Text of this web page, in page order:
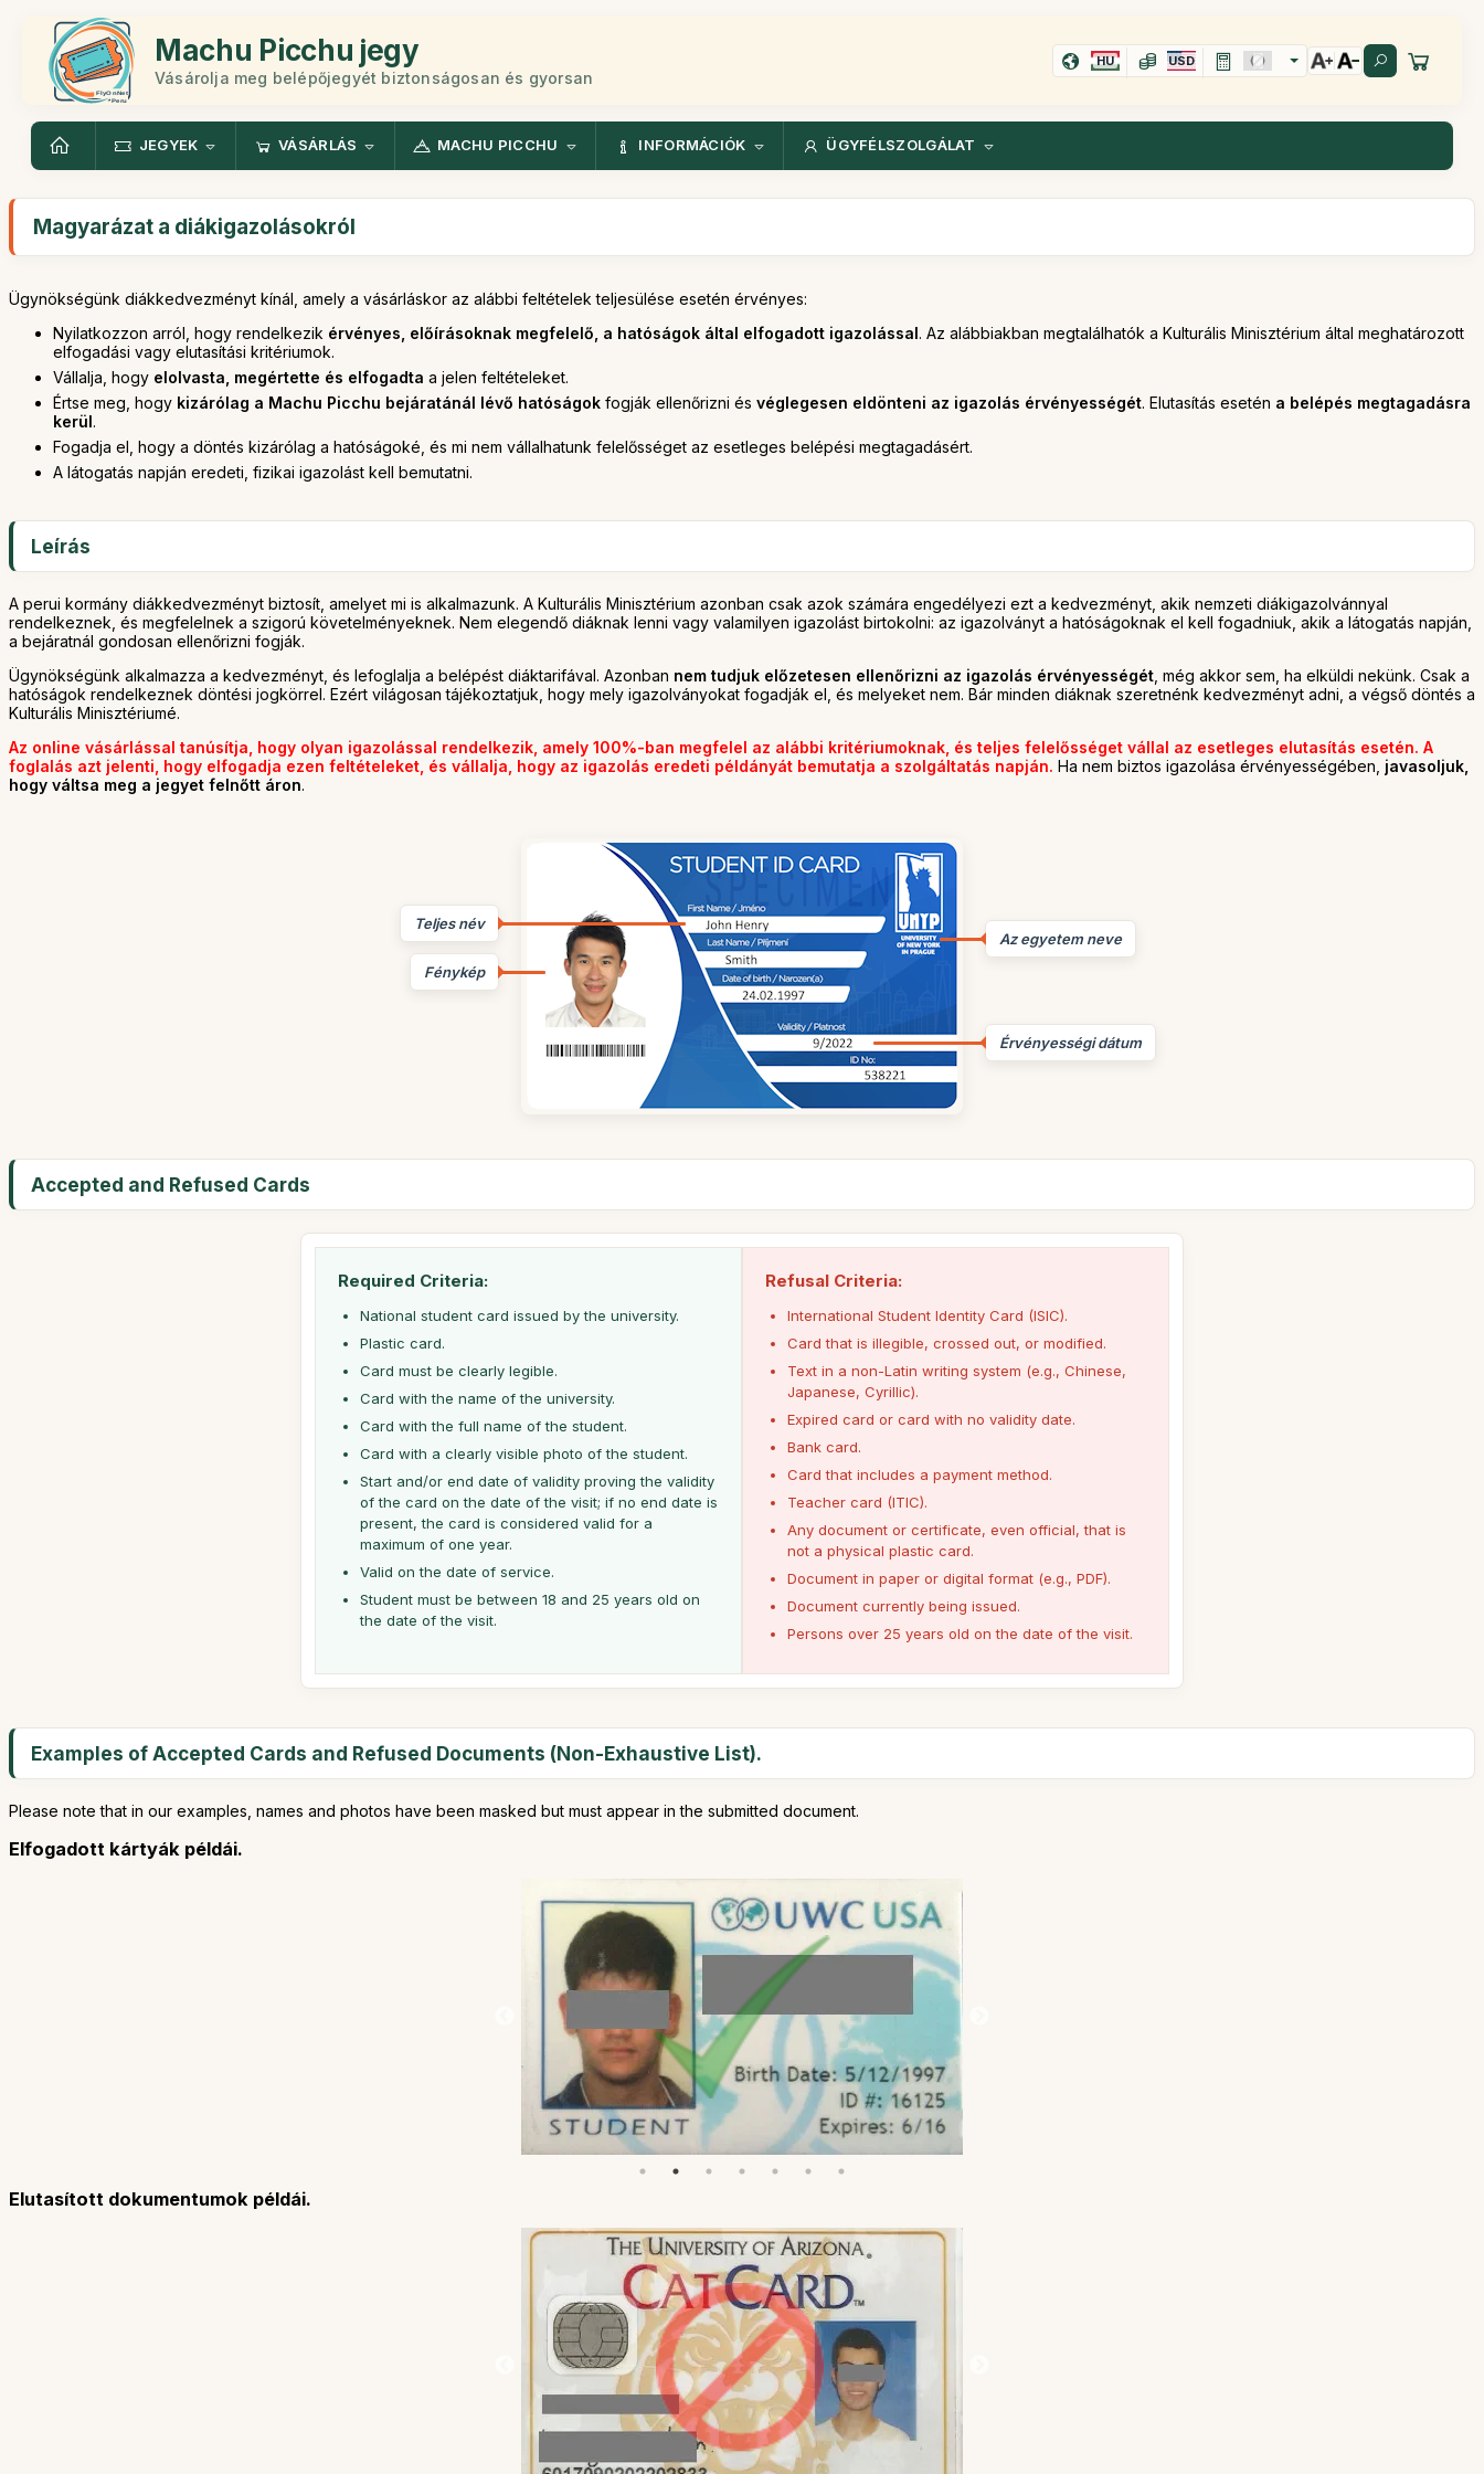
Machu Picchu jegy
Vásárolja meg belépőjegyét biztonságosan és gyorsan
HU USD
JEGYEK VÁSÁRLÁS MACHU PICCHU INFORMÁCIÓK ÜGYFÉLSZOLGÁLAT
Magyarázat a diákigazolásokról
Ügynökségünk diákkedvezményt kínál, amely a vásárláskor az alábbi feltételek teljesülése esetén érvényes:
Nyilatkozzon arról, hogy rendelkezik érvényes, előírásoknak megfelelő, a hatóságok által elfogadott igazolással. Az alábbiakban megtalálhatók a Kulturális Minisztérium által meghatározott
elfogadási vagy elutasítási kritériumok.
Vállalja, hogy elolvasta, megértette és elfogadta a jelen feltételeket.
Értse meg, hogy kizárólag a Machu Picchu bejáratánál lévő hatóságok fogják ellenőrizni és véglegesen eldönteni az igazolás érvényességét. Elutasítás esetén a belépés megtagadásra
kerül.
Fogadja el, hogy a döntés kizárólag a hatóságoké, és mi nem vállalhatunk felelősséget az esetleges belépési megtagadásért.
A látogatás napján eredeti, fizikai igazolást kell bemutatni.
Leírás
A perui kormány diákkedvezményt biztosít, amelyet mi is alkalmazunk. A Kulturális Minisztérium azonban csak azok számára engedélyezi ezt a kedvezményt, akik nemzeti diákigazolvánnyal
rendelkeznek, és megfelelnek a szigorú követelményeknek. Nem elegendő diáknak lenni vagy valamilyen igazolást birtokolni: az igazolványt a hatóságoknak el kell fogadniuk, akik a látogatás napján,
a bejáratnál gondosan ellenőrizni fogják.
Ügynökségünk alkalmazza a kedvezményt, és lefoglalja a belépést diáktarifával. Azonban nem tudjuk előzetesen ellenőrizni az igazolás érvényességét , még akkor sem, ha elküldi nekünk. Csak a
hatóságok rendelkeznek döntési jogkörrel. Ezért világosan tájékoztatjuk, hogy mely igazolványokat fogadják el, és melyeket nem. Bár minden diáknak szeretnénk kedvezményt adni, a végső döntés a
Kulturális Minisztériumé.
Az online vásárlással tanúsítja, hogy olyan igazolással rendelkezik, amely 100%-ban megfelel az alábbi kritériumoknak, és teljes felelősséget vállal az esetleges elutasítás esetén. A
foglalás azt jelenti, hogy elfogadja ezen feltételeket, és vállalja, hogy az igazolás eredeti példányát bemutatja a szolgáltatás napján. Ha nem biztos igazolása érvényességében, javasoljuk,
hogy váltsa meg a jegyet felnőtt áron.
Teljes név
Fénykép
Az egyetem neve
Érvényességi dátum
Accepted and Refused Cards
Required Criteria:
National student card issued by the university.
Plastic card.
Card must be clearly legible.
Card with the name of the university.
Card with the full name of the student.
Card with a clearly visible photo of the student.
Start and/or end date of validity proving the validity
of the card on the date of the visit; if no end date is
present, the card is considered valid for a
maximum of one year.
Valid on the date of service.
Student must be between 18 and 25 years old on
the date of the visit.
Refusal Criteria:
International Student Identity Card (ISIC).
Card that is illegible, crossed out, or modified.
Text in a non-Latin writing system (e.g., Chinese,
Japanese, Cyrillic).
Expired card or card with no validity date.
Bank card.
Card that includes a payment method.
Teacher card (ITIC).
Any document or certificate, even official, that is
not a physical plastic card.
Document in paper or digital format (e.g., PDF).
Document currently being issued.
Persons over 25 years old on the date of the visit.
Examples of Accepted Cards and Refused Documents (Non-Exhaustive List).
Please note that in our examples, names and photos have been masked but must appear in the submitted document.
Elfogadott kártyák példái.
Elutasított dokumentumok példái.